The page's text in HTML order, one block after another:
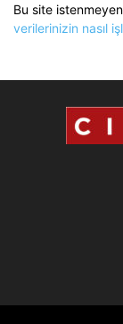
Bu site
verilerinizin nasıl